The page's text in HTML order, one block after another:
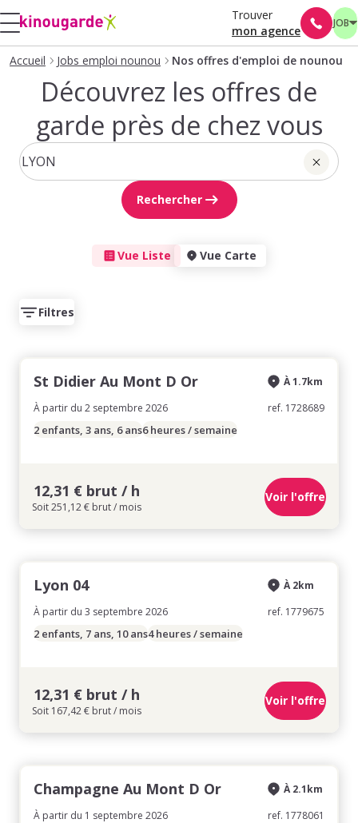
Trouver
mon agence
JOB
Accueil Jobs emploi nounou Nos offres d'emploi de nounou
Découvrez les offres de
garde près de chez vous
Rechercher
Vue Liste Vue Carte
Filtres
St Didier Au Mont D Or
À partir du 2 septembre 2026
À 1.7km
ref. 1728689
2 enfants, 3 ans, 6 ans6 heures / semaine
12,31 € brut / h
Soit 251,12 € brut / mois
Voir l'offre
Lyon 04
À partir du 3 septembre 2026
À 2km
ref. 1779675
2 enfants, 7 ans, 10 ans4 heures / semaine
12,31 € brut / h
Soit 167,42 € brut / mois
Voir l'offre
Champagne Au Mont D Or
À partir du 1 septembre 2026
À 2.1km
ref. 1778061